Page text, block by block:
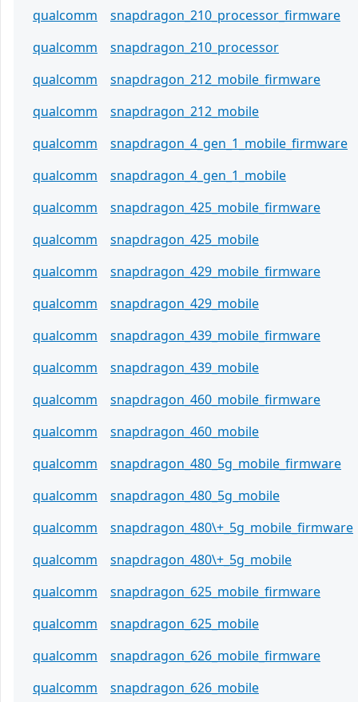
qualcomm
snapdragon_210_processor_firmware
qualcomm
snapdragon_210_processor
qualcomm
snapdragon_212_mobile_firmware
qualcomm
snapdragon_212_mobile
qualcomm
snapdragon_4_gen_1_mobile_firmware
qualcomm
snapdragon_4_gen_1_mobile
qualcomm
snapdragon_425_mobile_firmware
qualcomm
snapdragon_425_mobile
qualcomm
snapdragon_429_mobile_firmware
qualcomm
snapdragon_429_mobile
qualcomm
snapdragon_439_mobile_firmware
qualcomm
snapdragon_439_mobile
qualcomm
snapdragon_460_mobile_firmware
qualcomm
snapdragon_460_mobile
qualcomm
snapdragon_480_5g_mobile_firmware
qualcomm
snapdragon_480_5g_mobile
qualcomm
snapdragon_480\+_5g_mobile_firmware
qualcomm
snapdragon_480\+_5g_mobile
qualcomm
snapdragon_625_mobile_firmware
qualcomm
snapdragon_625_mobile
qualcomm
snapdragon_626_mobile_firmware
qualcomm
snapdragon_626_mobile